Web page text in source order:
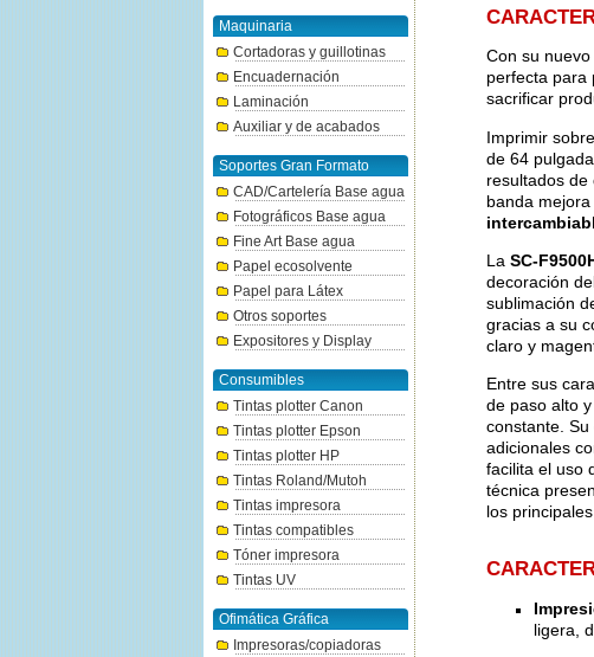
Maquinaria
Cortadoras y guillotinas
Encuadernación
Laminación
Auxiliar y de acabados
Soportes Gran Formato
CAD/Cartelería Base agua
Fotográficos Base agua
Fine Art Base agua
Papel ecosolvente
Papel para Látex
Otros soportes
Expositores y Display
Consumibles
Tintas plotter Canon
Tintas plotter Epson
Tintas plotter HP
Tintas Roland/Mutoh
Tintas impresora
Tintas compatibles
Tóner impresora
Tintas UV
Ofimática Gráfica
Impresoras/copiadoras
Con su
perfecta para
sacrificar
Imprimir
de 64
resultados
banda
La SC-
decoración
sublimación
gracias a su
claro y
Entre sus
de paso alto
constante. Su
adicionales
facilita el uso
técnica
los
ligera,